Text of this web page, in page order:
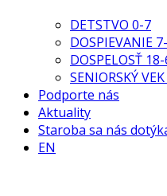
DETSTVO 0-7
DOSPIEVANIE
DOSPELOSŤ
SENIORSKÝ
Podporte nás
Aktuality
Staroba sa nás
EN